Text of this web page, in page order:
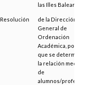
las Illes Balears
Resolución
de la Dirección
General de
Ordenación
Académica, por la
que se determina
la relación media
de
alumnos/profesor